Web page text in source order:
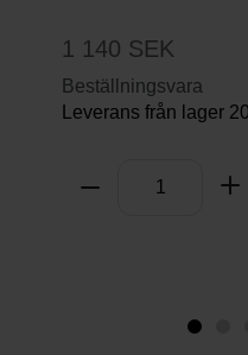
1 140 SEK
Beställningsvara
Leverans från lager
Ta bort
Bild